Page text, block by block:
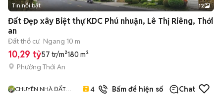
+2
Tin nổi bật 12
Đất Đẹp xây Biệt thự KDC Phú nhuận, Lê Thị Riêng, Thới
an
Đất thổ cư Ngang 10 m
10,29 tỷ57 tr/m²180 m²
Phường Thới An
CHUYÊN NHÀ ĐẤT
4.9
17
đã
bán
Bấm để hiện số Chat